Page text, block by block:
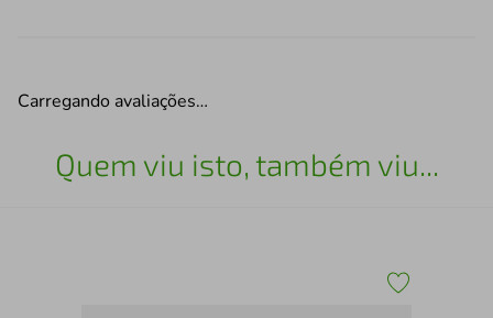
Carregando avaliações…
Quem viu isto, também viu...